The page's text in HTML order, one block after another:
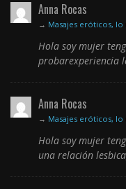
Anna Rocas
→ Masajes eróticos,
Hola soy mujer
probarexperiencia
Anna Rocas
→ Masajes eróticos,
Hola soy mujer
una relación